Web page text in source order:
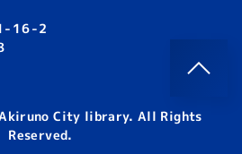
16-2
City library. All Rights
Reserved.